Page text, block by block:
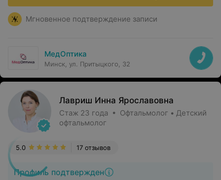
Мгновенное подтверждение записи
МедОптика
Минск, ул. Притыцкого, 32
Лавриш Инна Ярославовна
Стаж 23 года • Офтальмолог • Детский
офтальмолог
Профиль подтвержден
17 отзывов
5.0